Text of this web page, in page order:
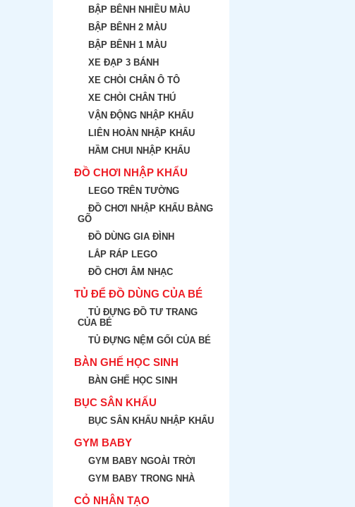
BẬP BÊNH NHIỀU MÀU
BẬP BÊNH 2 MÀU
BẬP BÊNH 1 MÀU
XE ĐẠP 3 BÁNH
XE CHÒI CHÂN Ô TÔ
XE CHÒI CHÂN THÚ
VẬN ĐỘNG NHẬP KHẨU
LIÊN HOÀN NHẬP KHẨU
HẦM CHUI NHẬP KHẨU
ĐỒ CHƠI NHẬP KHẨU
LEGO TRÊN TƯỜNG
ĐỒ CHƠI NHẬP KHẨU BẰNG
GÕ
ĐỒ DÙNG GIA ĐÌNH
LẮP RÁP LEGO
ĐỒ CHƠI ÂM NHẠC
TỦ ĐỂ ĐỒ DÙNG CỦA BÉ
TỦ ĐỰNG ĐỒ TƯ TRANG
CỦA BÉ
TỦ ĐỰNG NỆM GỐI CỦA BÉ
BÀN GHẾ HỌC SINH
BÀN GHẾ HỌC SINH
BỤC SÂN KHẤU
BỤC SÂN KHẤU NHẬP KHẨU
GYM BABY
GYM BABY NGOÀI TRỜI
GYM BABY TRONG NHÀ
CỎ NHÂN TẠO